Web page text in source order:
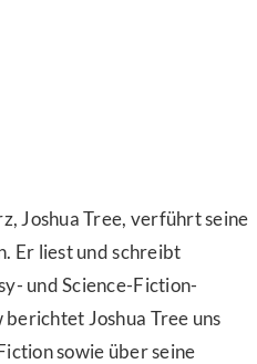
Joshua Tree, verführt seine
Er liest und schreibt
und Science-Fiction-
Joshua Tree uns
sowie über seine